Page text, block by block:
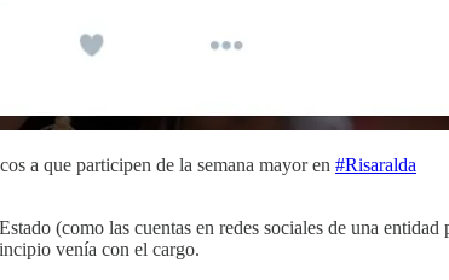
a que participen de la semana mayor en #Risaralda
(como las cuentas en redes sociales de una
venía con el cargo.